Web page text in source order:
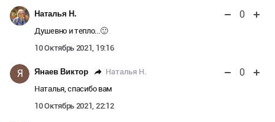
Наталья Н. 0
Душевно и тепло...🙂
10 Октябрь 2021, 19:16
Я Янаев Виктор Наталья Н. 0
Наталья, спасибо вам
10 Октябрь 2021, 22:12